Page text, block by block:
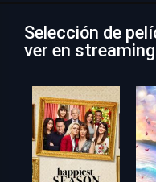
Selección de
ver en streaming